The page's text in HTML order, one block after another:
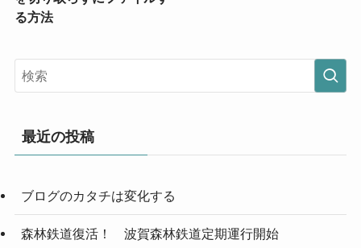
る方法
最近の投稿
ブログのカタチは変化する
森林鉄道復活！ 波賀森林鉄道定期運行開始